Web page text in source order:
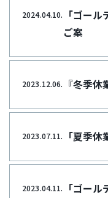
2024.04.10.
「ゴー
ご案
2023.12.06. 『冬季休
2023.07.11. 「夏季休
2023.04.11.
「ゴー